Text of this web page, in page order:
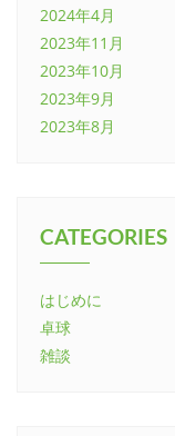
2024年4月
2023年11月
2023年10月
2023年9月
2023年8月
CATEGORIES
はじめに
卓球
雑談